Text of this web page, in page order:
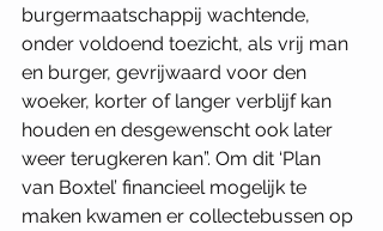
burgermaatschappij wachtende,
onder voldoend toezicht, als vrij man
en burger, gevrijwaard voor den
woeker, korter of langer verblijf kan
houden en desgewenscht ook later
weer terugkeren kan”. Om dit ‘Plan
van Boxtel’ financieel mogelijk te
maken kwamen er collectebussen op